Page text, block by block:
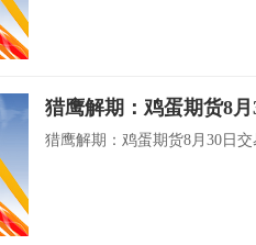
猎鹰解期：鸡蛋期货8
猎鹰解期：鸡蛋期货8月30日